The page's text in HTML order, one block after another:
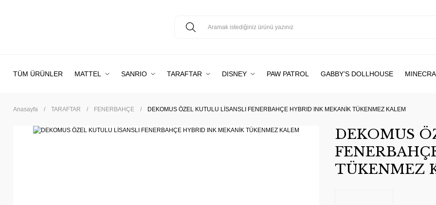
TÜM ÜRÜNLER MATTEL SANRIO TARAFTAR DISNEY PAW PATROL GABBY’S DOLLHOUSE
Anasayfa TARAFTAR FENERBAHÇE DEKOMUS ÖZEL KUTULU LİSANSLI FENERBAHÇE HYBRID INK MEKANİK TÜKENMEZ KALEM
DEKOMUS
TÜKENMEZ